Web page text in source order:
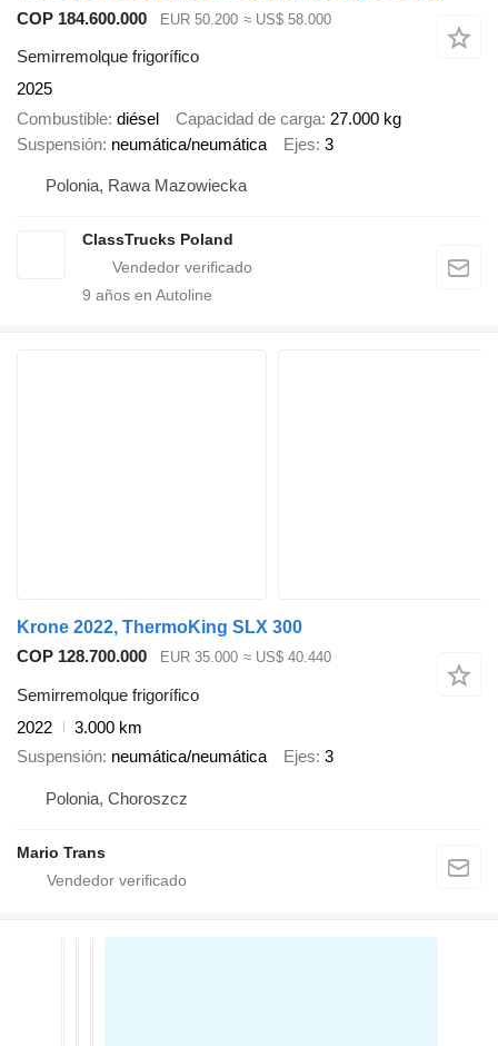
COP 184.600.000
EUR 50.200 ≈ US$ 58.000
Semirremolque frigorífico
2025
Combustible diésel Capacidad de carga 27.000 kg
Suspensión neumática/neumática Ejes 3
Polonia, Rawa Mazowiecka
ClassTrucks Poland
9 años en Autoline
Krone 2022, ThermoKing SLX 300
COP 128.700.000
EUR 35.000 ≈ US$ 40.440
Semirremolque frigorífico
2022
3.000 km
Suspensión neumática/neumática Ejes 3
Polonia, Choroszcz
Mario Trans